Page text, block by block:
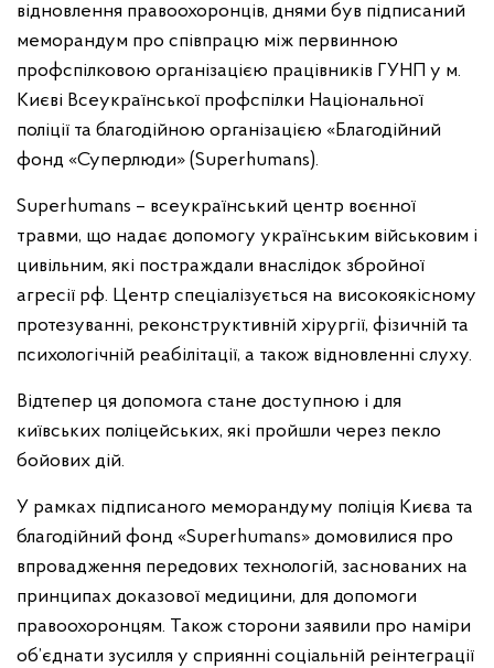
відновлення правоохоронців, днями був підписаний
меморандум про співпрацю між первинною
профспілковою організацією працівників ГУНП у м.
Києві Всеукраїнської профспілки Національної
поліції та благодійною організацією «Благодійний
фонд «Суперлюди» (Superhumans).
Superhumans – всеукраїнський центр воєнної
травми, що надає допомогу українським військовим і
цивільним, які постраждали внаслідок збройної
агресії рф. Центр спеціалізується на високоякісному
протезуванні, реконструктивній хірургії, фізичній та
психологічній реабілітації, а також відновленні слуху.
Відтепер ця допомога стане доступною і для
київських поліцейських, які пройшли через пекло
бойових дій.
У рамках підписаного меморандуму поліція Києва та
благодійний фонд «Superhumans» домовилися про
впровадження передових технологій, заснованих на
принципах доказової медицини, для допомоги
правоохоронцям. Також сторони заявили про наміри
об’єднати зусилля у сприянні соціальній реінтеграції